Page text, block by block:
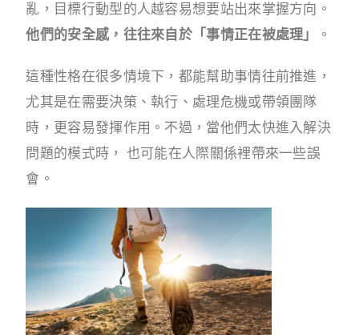
亂，目標行動型的人越容易想要站出來掌握方向。
他們的安全感，往往來自於「事情正在被處理」
。
這種性格在很多情境下，都能幫助事情往前推進，
尤其是在需要決策、執行、處理危機或帶領團隊
時，更容易發揮作用。不過，當他們太快進入解決
問題的模式時， 也可能在人際關係裡帶來一些誤
會。